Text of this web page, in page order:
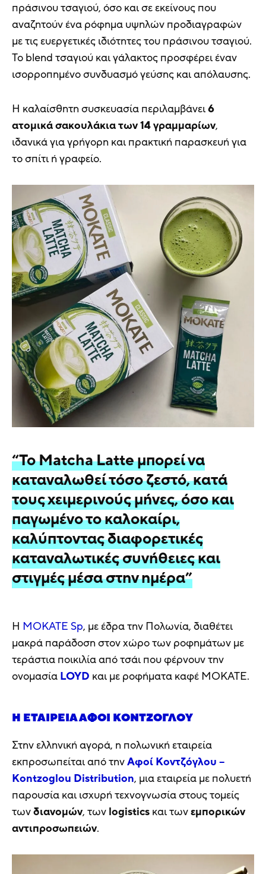
πράσινου τσαγιού, όσο και σε εκείνους που
αναζητούν ένα ρόφημα υψηλών προδιαγραφών
με τις ευεργετικές ιδιότητες του πράσινου τσαγιού.
Το blend τσαγιού και γάλακτος προσφέρει έναν
ισορροπημένο συνδυασμό γεύσης και απόλαυσης.
Η καλαίσθητη συσκευασία περιλαμβάνει6
ατομικά σακουλάκια των 14 γραμμαρίων,
ιδανικά για γρήγορη και πρακτική παρασκευή για
το σπίτι ή γραφείο.
“Το Matcha Latte μπορεί να
καταναλωθεί τόσο ζεστό, κατά
τους χειμερινούς μήνες, όσο και
παγωμένο το καλοκαίρι,
καλύπτοντας διαφορετικές
καταναλωτικές συνήθειες και
στιγμές μέσα στην ημέρα”
Η MOKATE Sp, με έδρα την Πολωνία, διαθέτει
μακρά παράδοση στον χώρο των ροφημάτων με
τεράστια ποικιλία από τσάι που φέρνουν την
ονομασία LOYD και με ροφήματα καφέ MOKATE.
Η ΕΤΑΙΡΕΊΑ ΑΦΟΊ ΚΟΝΤΖΌΓΛΟΥ
Στην ελληνική αγορά, η πολωνική εταιρεία
εκπροσωπείται από τηνΑφοί Κοντζόγλου –
Kontzoglou Distribution, μια εταιρεία με πολυετή
παρουσία και ισχυρή τεχνογνωσία στους τομείς
τωνδιανομών, των logistics και τωνεμπορικών
αντιπροσωπειών.